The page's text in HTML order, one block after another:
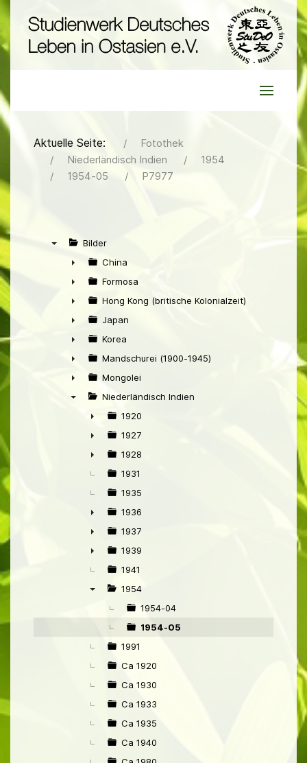
Aktuelle Seite:
Fotothek
Niederländisch Indien
1954
1954-05
P7977
Bilder
►
China
►
Formosa
►
Hong Kong (britische Kolonialzeit)
►
Japan
►
Korea
►
Mandschurei (1900-1945)
►
Mongolei
Niederländisch Indien
►
1920
►
1927
►
1928
1931
1935
►
1936
►
1937
►
1939
1941
1954
1954-04
1954-05
1991
Ca 1920
Ca 1930
Ca 1933
Ca 1935
Ca 1940